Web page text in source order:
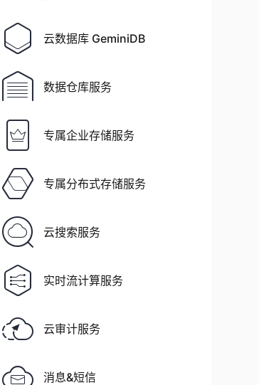
mode text, typeReplace
云数据库 GeminiDB
数据仓库服务
专属企业存储服务
专属分布式存储服务
云搜索服务
实时流计算服务
云审计服务
消息&短信